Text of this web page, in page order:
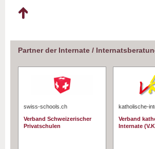
Partner der Internate /
swiss-schools.ch
Verband Schweizerischer
Privatschulen
katholische-
Verband
Internate